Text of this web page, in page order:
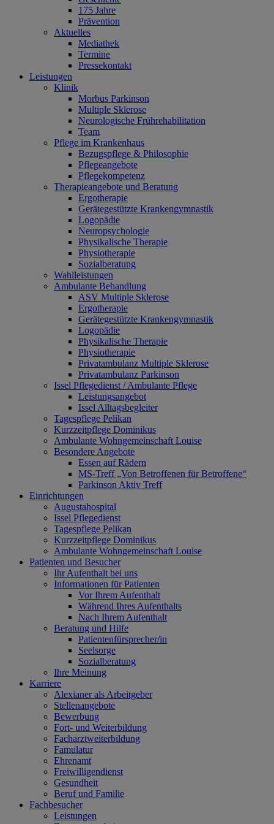
175 Jahre
Prävention
Aktuelles
Mediathek
Termine
Pressekontakt
Leistungen
Klinik
Morbus Parkinson
Multiple Sklerose
Neurologische Frührehabilitation
Team
Pflege im Krankenhaus
Bezugspflege & Philosophie
Pflegeangebote
Pflegekompetenz
Therapieangebote und Beratung
Ergotherapie
Gerätegestützte Krankengymnastik
Logopädie
Neuropsychologie
Physikalische Therapie
Physiotherapie
Sozialberatung
Wahlleistungen
Ambulante Behandlung
ASV Multiple Sklerose
Ergotherapie
Gerätegestützte Krankengymnastik
Logopädie
Physikalische Therapie
Physiotherapie
Privatambulanz Multiple Sklerose
Privatambulanz Parkinson
Issel Pflegedienst / Ambulante Pflege
Leistungsangebot
Issel Alltagsbegleiter
Tagespflege Pelikan
Kurzzeitpflege Dominikus
Ambulante Wohngemeinschaft Louise
Besondere Angebote
Essen auf Rädern
MS-Treff „Von Betroffenen für Betroffene“
Parkinson Aktiv Treff
Einrichtungen
Augustahospital
Issel Pflegedienst
Tagespflege Pelikan
Kurzzeitpflege Dominikus
Ambulante Wohngemeinschaft Louise
Patienten und Besucher
Ihr Aufenthalt bei uns
Informationen für Patienten
Vor Ihrem Aufenthalt
Während Ihres Aufenthalts
Nach Ihrem Aufenthalt
Beratung und Hilfe
Patientenfürsprecher/in
Seelsorge
Sozialberatung
Ihre Meinung
Karriere
Alexianer als Arbeitgeber
Stellenangebote
Bewerbung
Fort- und Weiterbildung
Facharztweiterbildung
Famulatur
Ehrenamt
Freiwilligendienst
Gesundheit
Beruf und Familie
Fachbesucher
Leistungen